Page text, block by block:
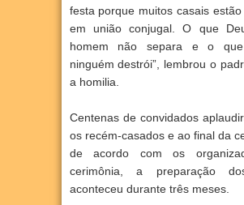
festa porque muitos casais
em união conjugal. O que
homem não separa e o
ninguém destrói”, lembrou o
a homilia.
Centenas de convidados
os recém-casados e ao final da
de acordo com os
cerimônia, a preparação
aconteceu durante três meses.